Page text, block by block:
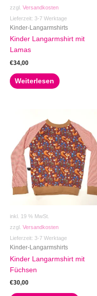
zzgl. Versandkosten
Lieferzeit: 3-7 Werktage
Kinder-Langarmshirts
Kinder Langarmshirt mit
Lamas
€34,00
Weiterlesen
inkl. 19 % MwSt.
zzgl. Versandkosten
Lieferzeit: 3-7 Werktage
Kinder-Langarmshirts
Kinder Langarmshirt mit
Füchsen
€30,00